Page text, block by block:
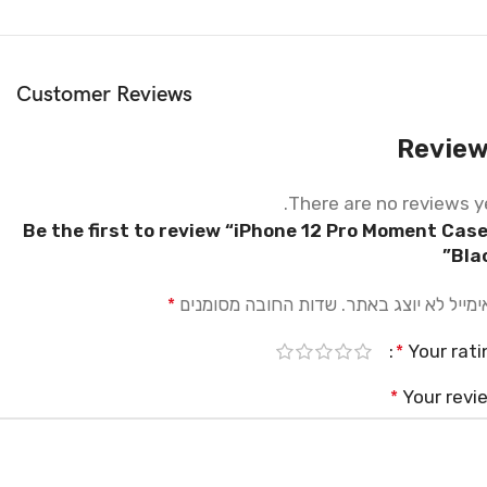
Power & Cables
Customer Reviews
There are no reviews
Be the first to review “iPhone 12 Pro Moment
לא יוצג באתר. שדות החובה מסומנים *
Your
*
Your
*